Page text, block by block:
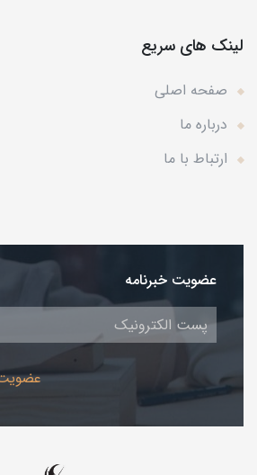
لینک های سریع
صفحه اصلی
درباره ما
ارتباط با ما
عضویت خبرنامه
عضویت